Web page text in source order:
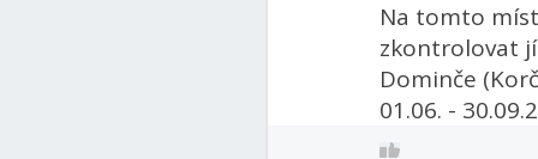
Na tomto
zkontrolovat
Dominče
01.06. -